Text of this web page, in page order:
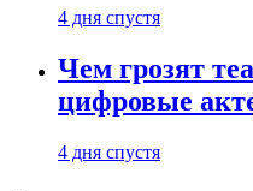
4 дня спустя
Чем грозят
цифровые
4 дня спустя